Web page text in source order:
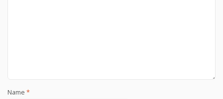
Name *